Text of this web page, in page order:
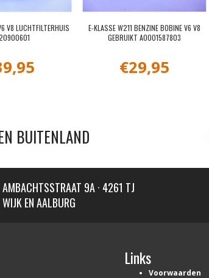
V8 LUCHTFILTERHUIS
E-KLASSE W211 BENZINE BOBINE V6 V8
GEBRUIKT A0001587803
€29,95
BUITENLAND
AMBACHTSSTRAAT 9A · 4261 TJ
WIJK EN AALBURG
Links
Voorwaarden